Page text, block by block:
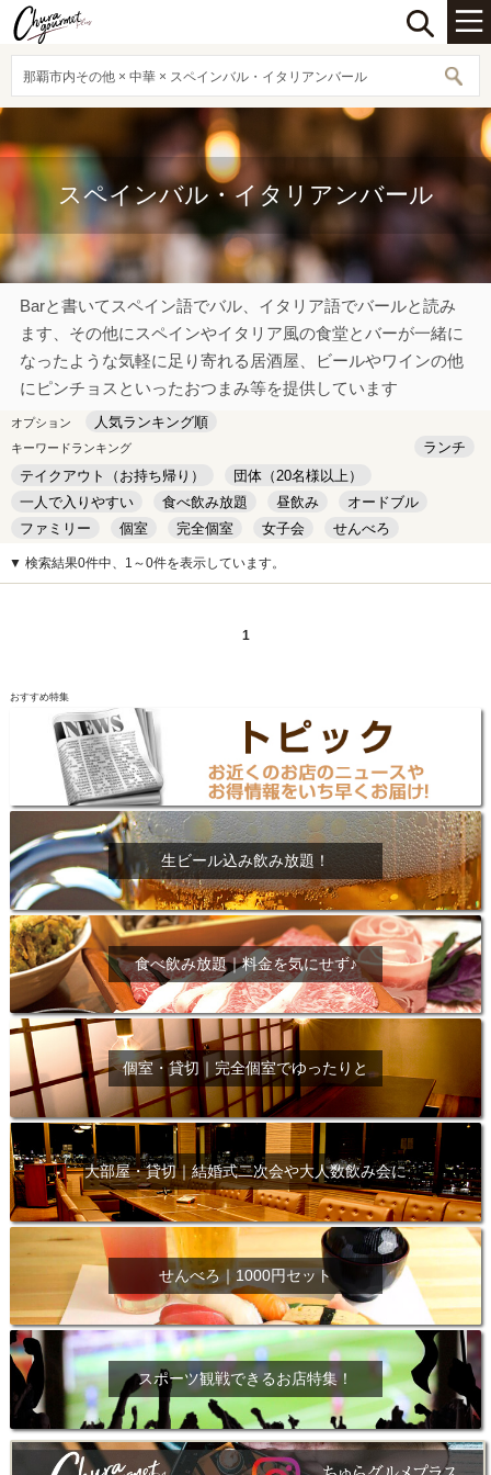
那覇市内その他 × 中華 × スペインバル・イタリアンバール
スペインバル・イタリアンバール
Barと書いてスペイン語でバル、イタリア語でバールと読み
ます、その他にスペインやイタリア風の食堂とバーが一緒に
なったような気軽に足り寄れる居酒屋、ビールやワインの他
にピンチョスといったおつまみ等を提供しています
オプション 人気ランキング順
キーワードランキング
ランチ
テイクアウト（お持ち帰り）
団体（20名様以上）
一人で入りやすい
食べ飲み放題 昼飲み
オードブル
ファミリー
個室 完全個室 女子会
せんべろ
キッズルーム
安い デート
▼ 検索結果0件中、1～0件を表示しています。
1
おすすめ特集
生ビール込み飲み放題！
食べ飲み放題｜料金を気にせず♪
個室・貸切｜完全個室でゆったりと
大部屋・貸切｜結婚式二次会や大人数飲み会に
せんべろ｜1000円セット
スポーツ観戦できるお店特集！